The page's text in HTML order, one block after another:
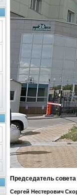
Председатель
Сергей Нестерович